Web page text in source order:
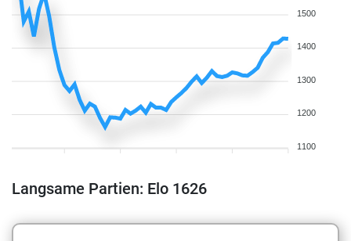
1500
1400
1300
1200
1100
Langsame Partien: Elo 1626